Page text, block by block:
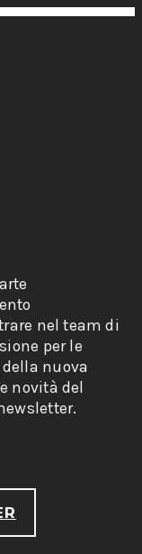
nel team di
per le
nuova
novità del